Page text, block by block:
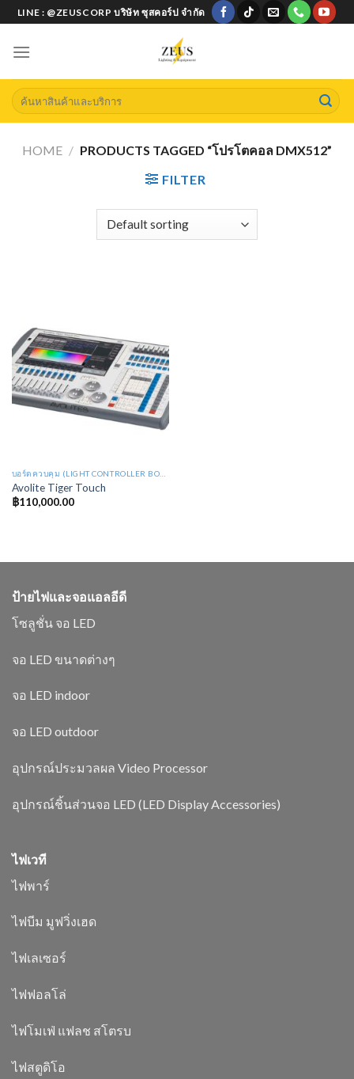
Skip
to
content
LINE : @ZEUSCORP บริษัท ซุสคอร์ป จำกัด
Search
for:
HOME / PRODUCTS TAGGED “โปรโตคอล DMX512”
FILTER
Avolite Tiger Touch
฿110,000.00
ป้ายไฟและจอแอลอีดี
โซลูชั่น จอ LED
จอ LED ขนาดต่างๆ
จอ LED indoor
จอ LED outdoor
อุปกรณ์ประมวลผล Video Processor
อุปกรณ์ชิ้นส่วนจอ LED (LED Display Accessories)
ไฟเวที
ไฟพาร์
ไฟบีม มูฟวิ่งเฮด
ไฟเลเซอร์
ไฟฟอลโล่
ไฟโมเฟ่ แฟลช สโตรบ
ไฟสตูดิโอ